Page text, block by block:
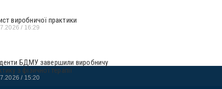
виробничої практики
16:29
БДМУ завершили виробничу
з фізичної терапії
15:20